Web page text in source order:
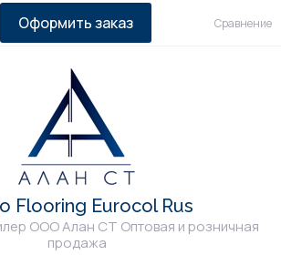
Flooring Eurocol Rus
ООО Алан СТ Оптовая и розничная
продажа
Оформить заказ Сравнение